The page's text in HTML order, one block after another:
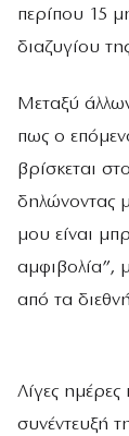
περίπου 15
διαζυγίου
Μεταξύ
πως ο
βρίσκεται
δηλώνοντας
μου είναι
αμφιβολία”,
από τα
Λίγες
συνέντευξή